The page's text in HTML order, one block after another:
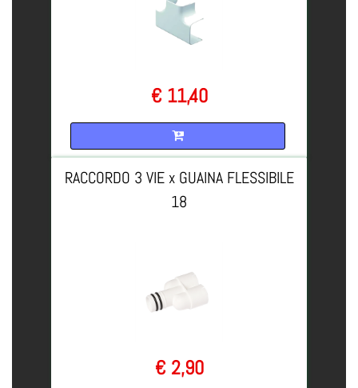
€ 11,40
RACCORDO 3 VIE x GUAINA FLESSIBILE
18
€ 2,90